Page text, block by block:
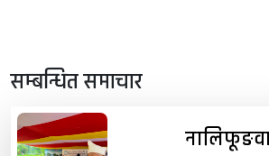
सम्बन्धित समाचार